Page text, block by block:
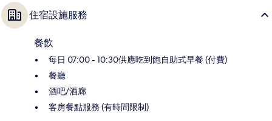
住宿設施服務
餐飲
每日 07:00 - 10:30供應吃到飽自助式早餐 (付費)
餐廳
酒吧/酒廊
客房餐點服務 (有時間限制)